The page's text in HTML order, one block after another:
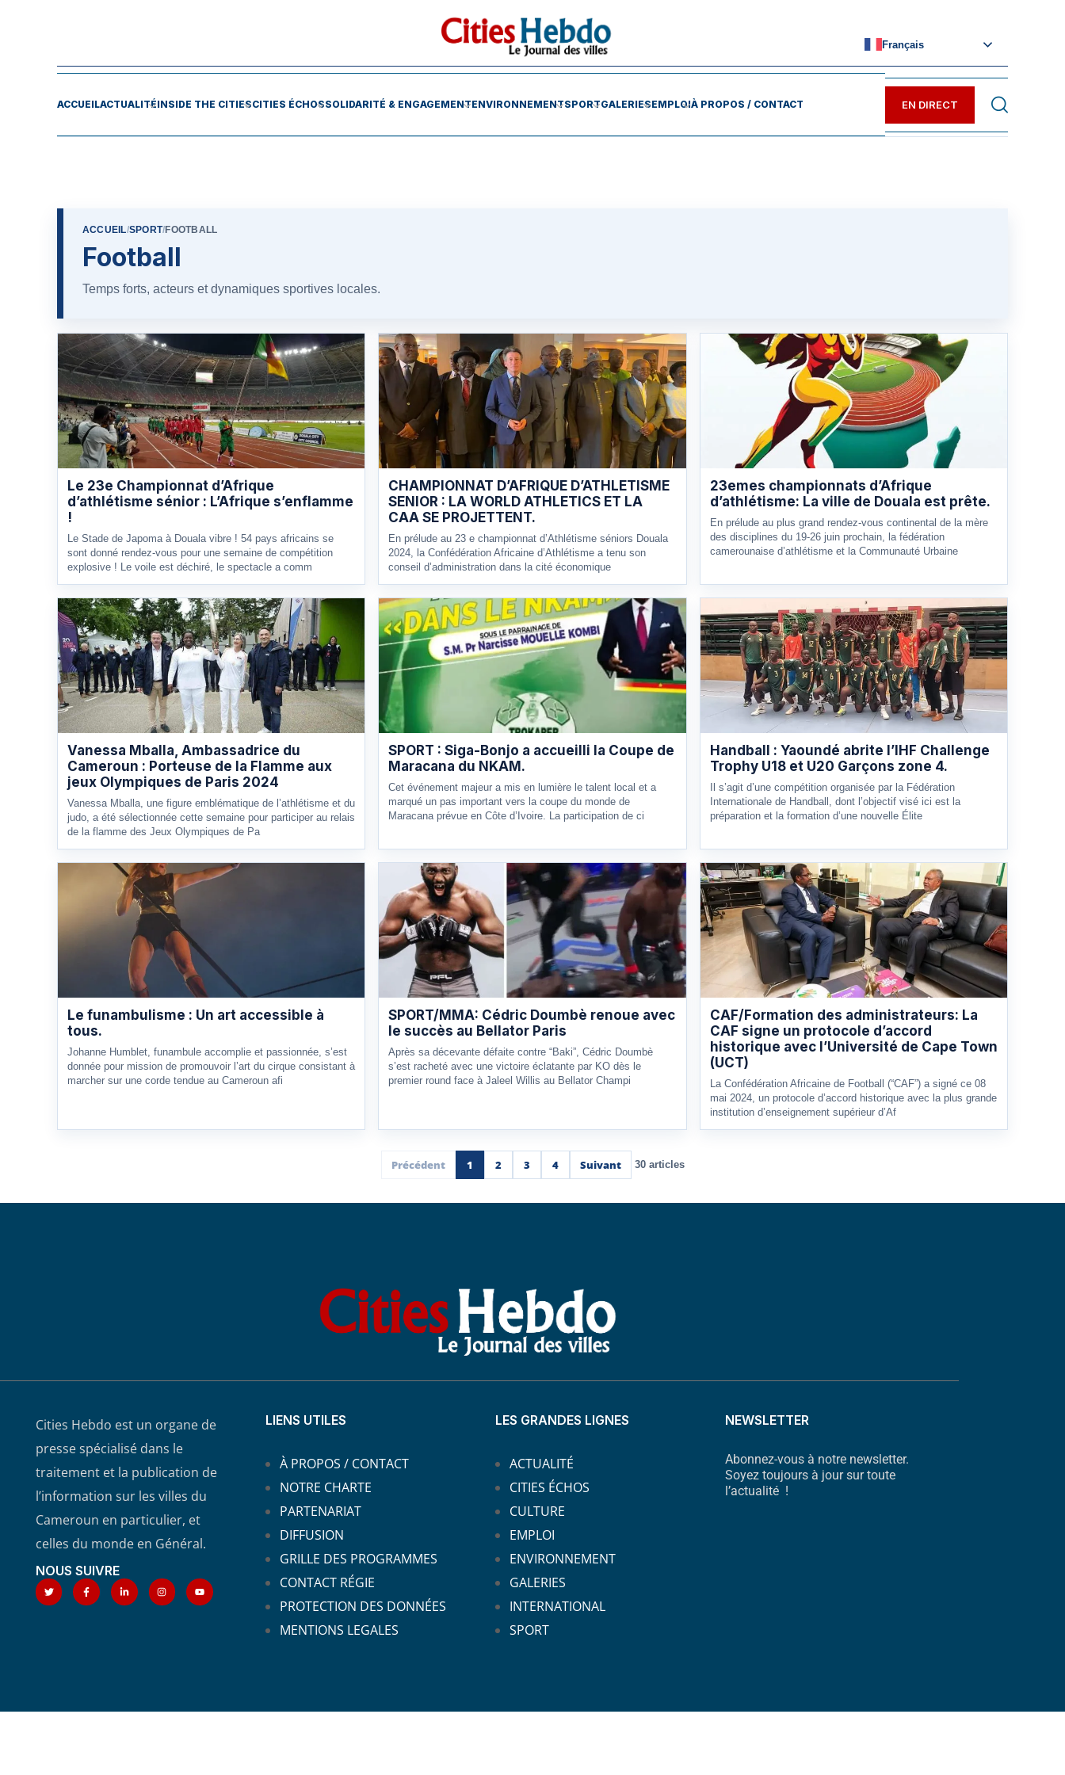
ACCUEILACTUALITÉINSIDE THE CITIESCITIES ÉCHOSSOLIDARITÉ & ENGAGEMENTENVIRONNEMENTSPORTGALERIESEMPLOIÀ PROPOS / CONTACT EN DIRECT
ACCUEIL/SPORT/FOOTBALL
Football
Temps forts, acteurs et dynamiques sportives locales.
Le 23e Championnat d’Afrique
d’athlétisme sénior : L’Afrique s’enflamme
!
Le Stade de Japoma à Douala vibre ! 54 pays africains se
sont donné rendez-vous pour une semaine de compétition
explosive ! Le voile est déchiré, le spectacle a comm
CHAMPIONNAT D’AFRIQUE D’ATHLETISME
SENIOR : LA WORLD ATHLETICS ET LA
CAA SE PROJETTENT.
En prélude au 23 e championnat d’Athlétisme séniors Douala
2024, la Confédération Africaine d’Athlétisme a tenu son
conseil d’administration dans la cité économique
23emes championnats d’Afrique
d’athlétisme: La ville de Douala est prête.
En prélude au plus grand rendez-vous continental de la mère
des disciplines du 19-26 juin prochain, la fédération
camerounaise d’athlétisme et la Communauté Urbaine
Vanessa Mballa, Ambassadrice du
Cameroun : Porteuse de la Flamme aux
jeux Olympiques de Paris 2024
Vanessa Mballa, une figure emblématique de l’athlétisme et du
judo, a été sélectionnée cette semaine pour participer au relais
de la flamme des Jeux Olympiques de Pa
SPORT : Siga-Bonjo a accueilli la Coupe de
Maracana du NKAM.
Cet événement majeur a mis en lumière le talent local et a
marqué un pas important vers la coupe du monde de
Maracana prévue en Côte d’Ivoire. La participation de ci
Handball : Yaoundé abrite l’IHF Challenge
Trophy U18 et U20 Garçons zone 4.
Il s’agit d’une compétition organisée par la Fédération
Internationale de Handball, dont l’objectif visé ici est la
préparation et la formation d’une nouvelle Élite
Le funambulisme : Un art accessible à
tous.
Johanne Humblet, funambule accomplie et passionnée, s’est
donnée pour mission de promouvoir l’art du cirque consistant à
marcher sur une corde tendue au Cameroun afi
SPORT/MMA: Cédric Doumbè renoue avec
le succès au Bellator Paris
Après sa décevante défaite contre “Baki”, Cédric Doumbè
s’est racheté avec une victoire éclatante par KO dès le
premier round face à Jaleel Willis au Bellator Champi
CAF/Formation des administrateurs: La
CAF signe un protocole d’accord
historique avec l’Université de Cape Town
(UCT)
La Confédération Africaine de Football (“CAF”) a signé ce 08
mai 2024, un protocole d’accord historique avec la plus grande
institution d’enseignement supérieur d’Af
Précédent 1 2 3 4 Suivant 30 articles
Cities Hebdo est un organe de
presse spécialisé dans le
traitement et la publication de
l’information sur les villes du
Cameroun en particulier, et
celles du monde en Général.
NOUS SUIVRE
LIENS UTILES
À PROPOS / CONTACT
NOTRE CHARTE
PARTENARIAT
DIFFUSION
GRILLE DES PROGRAMMES
CONTACT RÉGIE
PROTECTION DES DONNÉES
MENTIONS LEGALES
LES GRANDES LIGNES
ACTUALITÉ
CITIES ÉCHOS
CULTURE
EMPLOI
ENVIRONNEMENT
GALERIES
INTERNATIONAL
SPORT
NEWSLETTER
Abonnez-vous à notre newsletter.
Soyez toujours à jour sur toute
l’actualité !
Français